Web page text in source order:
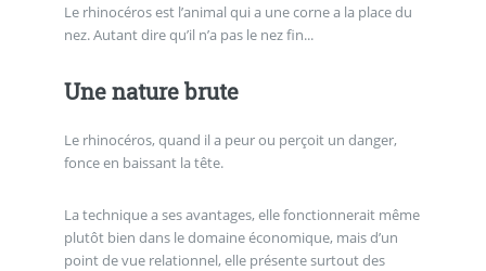
Le rhinocéros est l’animal qui a une corne a la place du
nez. Autant dire qu’il n’a pas le nez fin...
Une nature brute
Le rhinocéros, quand il a peur ou perçoit un danger,
fonce en baissant la tête.
La technique a ses avantages, elle fonctionnerait même
plutôt bien dans le domaine économique, mais d’un
point de vue relationnel, elle présente surtout des